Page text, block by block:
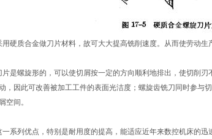
硬质合金做刀片材料，故可大大提高铣削速度。从而使劳动生
是螺旋形的，可以使切屑按一定的方向顺利地排出，使切削刃
，因此可改善被加工工件的表面光洁度；螺旋齿铣刀同时参与
空间。
系列优点，特别是耐用度的提高，能适应近年来数控机床的迅